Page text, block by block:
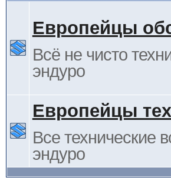
Европейцы
Всё не чисто
эндуро
Европейцы
Все технические
эндуро